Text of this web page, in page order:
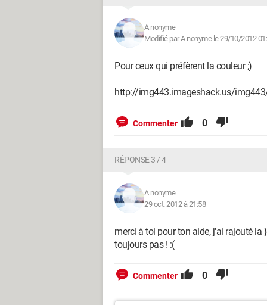
		</table>
	</form>
A nonyme
Modifié par A nonyme le 29/10/2012
Pour ceux qui préfèrent la couleur ;)
http://img443.imageshack.us/
Commenter 0
RÉPONSE 3 / 4
A nonyme
29 oct. 2012 à 21:58
merci à toi pour ton aide, j'ai rajouté la
toujours pas ! :(
Commenter 0